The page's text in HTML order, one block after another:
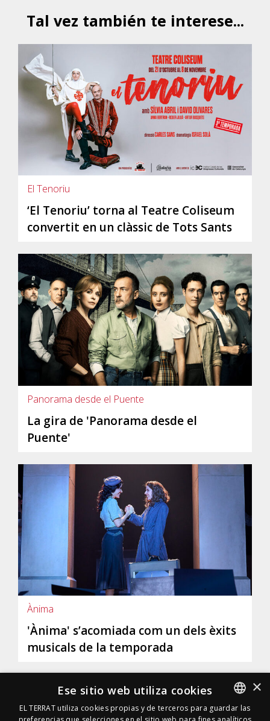
Tal vez también te interese...
El Tenoriu
‘El Tenoriu’ torna al Teatre Coliseum
convertit en un clàssic de Tots Sants
Panorama desde el Puente
La gira de 'Panorama desde el
Puente'
Ànima
'Ànima' s’acomiada com un dels èxits
musicals de la temporada
SPANISH
×
Ese sitio web utiliza cookies
EL TERRAT utiliza cookies propias y de terceros para guardar las